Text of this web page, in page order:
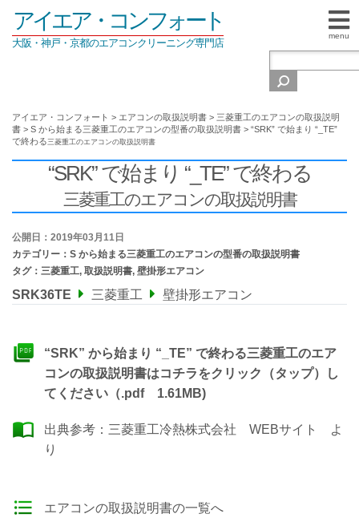
menu
アイエア・コンフォート
大阪・神戸・京都のエアコンクリーニング専門店
アイエア・コンフォート > エアコンの取扱説明書 > 三菱重工のエアコンの取扱説明
書 > S から始まる三菱重工のエアコンの型番の取扱説明書 > “SRK” で始まり “_TE”
で終わる三菱重工のエアコンの取扱説明書
“SRK” で始まり “_TE” で終わる
三菱重工のエアコンの取扱説明書
公開日：2019年03月11日
カテゴリー： S から始まる三菱重工のエアコンの型番の取扱説明書
タグ： 三菱重工, 取扱説明書, 壁掛形エアコン
SRK36TE 三菱重工 壁掛形エアコン
“SRK” から始まり “_TE” で終わる三菱重工のエア
コンの取扱説明書はコチラをクリック（タップ）し
てください（.pdf 1.61MB)
出典参考： 三菱重工冷熱株式会社 WEBサイト
よ
り
エアコンの取扱説明書の一覧へ